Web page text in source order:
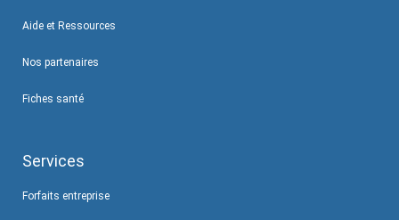
Aide et Ressources
Nos partenaires
Fiches santé
Services
Forfaits entreprise